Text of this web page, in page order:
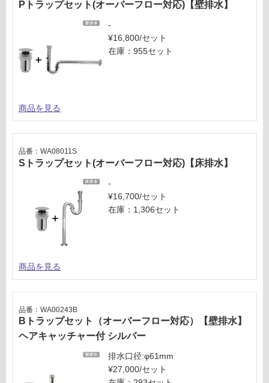
Pトラップセット(オーバーフロー対応)【壁排水】
-
¥16,800/セット
在庫：955セット
商品を見る
Sトラップセット(オーバーフロー対応)【床排水】
品番：WA08011S
-
¥16,700/セット
在庫：1,306セット
商品を見る
Bトラップセット（オーバーフロー対応）【壁排水】
ヘアキャッチャー付 シルバー
品番：WA00243B
排水口径:φ61mm
¥27,000/セット